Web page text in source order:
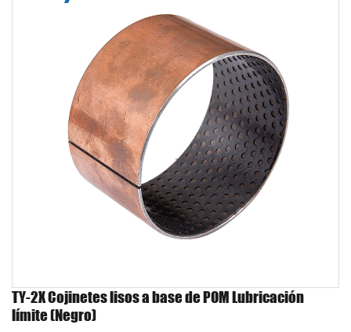
TY-2X Cojinetes lisos a base de POM Lubricación
límite (Negro)